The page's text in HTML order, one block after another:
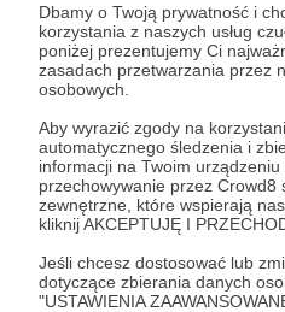
Dbamy o Twoją prywatność i
korzystania z naszych usług
poniżej prezentujemy Ci
zasadach przetwarzania przez
osobowych.
Aby wyrazić zgody na
automatycznego śledzenia i
informacji na Twoim
przechowywanie przez
zewnętrzne, które wspierają
kliknij AKCEPTUJĘ I
Jeśli chcesz dostosować lub
dotyczące zbierania danych
"USTAWIENIA
10.08.2022 ● Brak komentarzy
KRYM W OGNIU!!!
BAZĘ! 💥
Na HR zaczyna się odicnek
Kraszewski - były szef Wojsk
gorąco oceni efekt ukraińskiej akcji! Dziś